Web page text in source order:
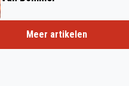
Meer artikelen